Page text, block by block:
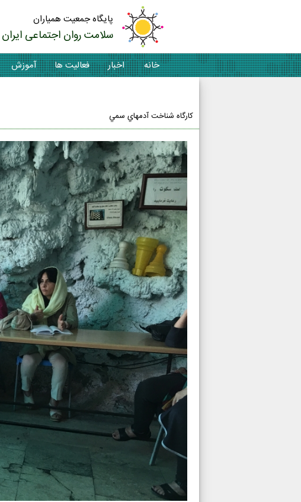
پایگاه جمعیت همیاران
سلامت روان اجتماعی ایران
خانه اخبار فعالیت ها آموزش
كارگاه شناخت آدمهاي سمي